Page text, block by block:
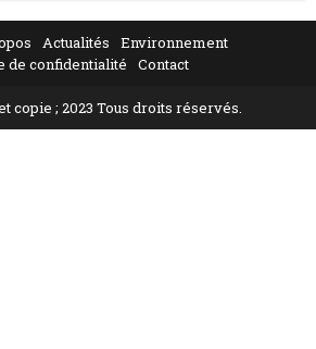
Actualités
Environnement
de confidentialité
Contact
copie ; 2023 Tous droits réservés.